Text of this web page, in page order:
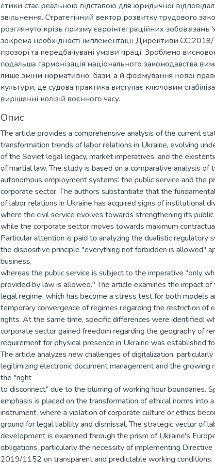
етики стає реальною підставою для юридичної
звільнення. Стратегічний вектор розвитку трудового
розглянуто крізь призму євроінтеграційних зобов’язань
зокрема необхідності імплементації Директиви ЄС
прозорі та передбачувані умови праці. Зроблено
подальша гармонізація національного законодавства
лише зміни нормативної бази, а й формування нової
культури, де судова практика виступає ключовим
вирішенні колізій воєнного часу.
Опис
The article provides a comprehensive analysis of the current
transformation trends of labor relations in Ukraine, evolving
of the Soviet legal legacy, market imperatives, and the
of martial law. The study is based on a comparative analysis of
autonomous employment systems: the public service and the
corporate sector. The authors substantiate that the
of labor relations in Ukraine has acquired signs of institutional
where the civil service evolves towards strengthening its
while the corporate sector moves towards maximum
Particular attention is paid to analyzing the dualistic regulatory
the dispositive principle "everything not forbidden is allowed"
business,
whereas the public service is subject to the imperative "only
provided by law is allowed." The article examines the impact
legal regime, which has become a stress test for both models
temporary convergence of regimes regarding the restriction of
rights. At the same time, specific differences were identified:
corporate sector gained freedom regarding the geography of
requirement for physical presence in Ukraine was established
The article analyzes new challenges of digitalization,
legitimizing electronic document management and the growing
the "right
to disconnect" due to the blurring of working hour boundaries.
emphasis is placed on the transformation of ethical norms into
instrument, where a violation of corporate culture or ethics
ground for legal liability and dismissal. The strategic vector of
development is examined through the prism of Ukraine's
obligations, particularly the necessity of implementing Directive
2019/1152 on transparent and predictable working conditions.